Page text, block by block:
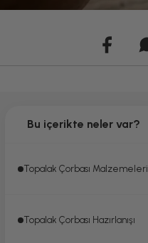
Bu içerikte neler var?
Topalak Çorbası Malzemeleri
Topalak Çorbası Hazırlanışı